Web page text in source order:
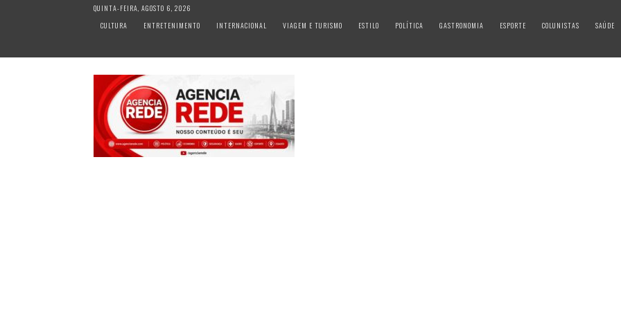
QUINTA-FEIRA, AGOSTO 6, 2026
CULTURA
ENTRETENIMENTO INTERNACIONAL VIAGEM E TURISMO ESTILO POLÍTICA GASTRONOMIA ESPORTE COLUNISTAS SAÚDE